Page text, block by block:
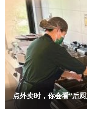
个月。西班牙《世界报》
其中最受人关注的是春节
以“中泰一家亲”为主题，
节。 2月11日，西班牙
节主题视频。新华社记
春节起源于中国，但如今
《星期日报》写道：“如
——中国人庆祝传统新年
物质文化遗产代表作名
旺达媒体人杰拉尔德·姆
他在“非中评论”网站发表
式，将文艺展演、民俗体
奖发票试点、消费品以旧
动…… 人潮聚旺气，市
释着国内大循环的内生动
践。 马跃新程，四海
场鼓乐喧天，高跷表演精
转悠扬，天津时调《津
受传统民俗中的浓浓年
津的民俗表演很有特色，
感受到中华地域文化的
市场自治的基础上进行
场规律和市场主体的自主选择。 四、案例分析 淳安县
法官滥用司法权损害民
法独立与市场自治的关
用司法权，损害了民营企
双方自愿签署的约定，
不当利益的目的。 2022年4月以来，淳安县人民法院个别法官滥用
司法权损害民营企业合
署的约定，从而达到掠夺
其行为不仅违反了国务
点外卖时，你会看“后